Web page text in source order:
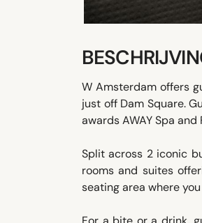
W Amsterdam offers
just off Dam Square.
awards AWAY Spa
Split across 2 iconic
rooms and suites
seating area where